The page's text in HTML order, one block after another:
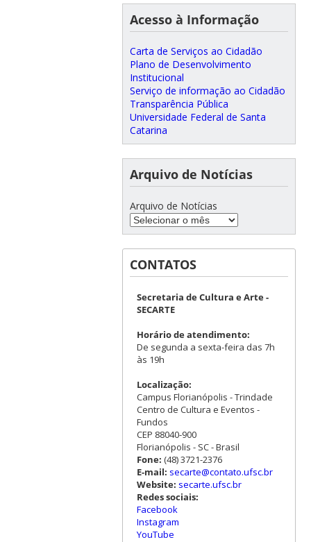
Acesso à Informação
Carta de Serviços ao Cidadão
Plano de Desenvolvimento
Institucional
Serviço de informação ao Cidadão
Transparência Pública
Universidade Federal de Santa
Catarina
Arquivo de Notícias
Arquivo de Notícias
CONTATOS
Secretaria de Cultura e Arte -
SECARTE
Horário de atendimento:
De segunda a sexta-feira das 7h
às 19h
Localização:
Campus Florianópolis - Trindade
Centro de Cultura e Eventos -
Fundos
CEP 88040-900
Florianópolis - SC - Brasil
Fone: (48) 3721-2376
E-mail: secarte@contato.ufsc.br
Website: secarte.ufsc.br
Redes sociais:
Facebook
Instagram
YouTube